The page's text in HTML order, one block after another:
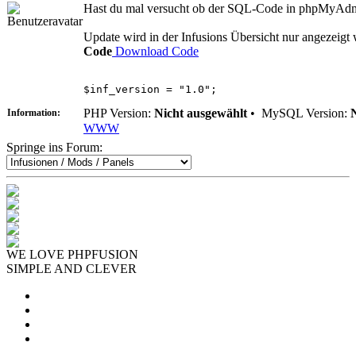
Hast du mal versucht ob der SQL-Code in
Update wird in der Infusions Übersicht nur
Code Download Code
$inf_version = "1.0";
Information: PHP Version: Nicht ausgewählt • MySQL Version:
WWW
Springe ins Forum:
WE LOVE PHPFUSION
SIMPLE AND CLEVER